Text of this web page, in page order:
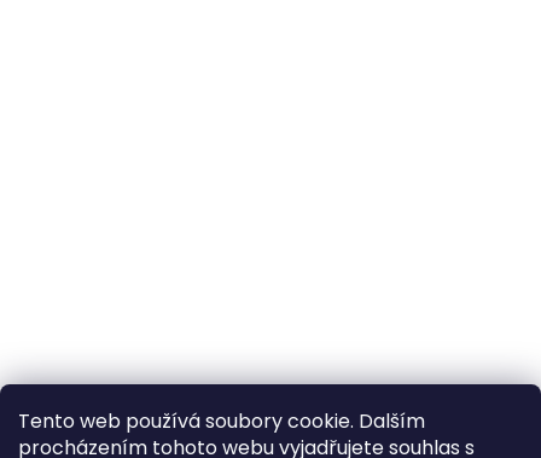
Tento web používá soubory cookie. Dalším
procházením tohoto webu vyjadřujete souhlas s